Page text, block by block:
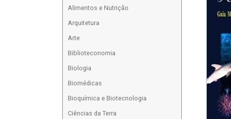
Alimentos e Nutrição
Arquitetura
Arte
Biblioteconomia
Biologia
Biomédicas
Bioquímica e Biotecnologia
Ciências da Terra